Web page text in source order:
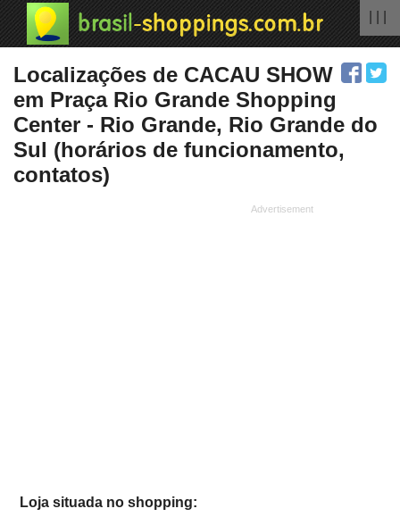
Localizações de CACAU SHOW
em Praça Rio Grande Shopping
Center - Rio Grande, Rio Grande do
Sul (horários de funcionamento,
contatos)
Loja situada no shopping: